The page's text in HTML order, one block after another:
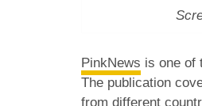
PinkNews is one of
The publication
from different